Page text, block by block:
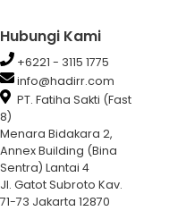
Hubungi Kami
+6221 - 3115 1775
info@hadirr.com
PT. Fatiha Sakti (Fast
8)
Menara Bidakara 2,
Annex Building (Bina
Sentra) Lantai 4
Jl. Gatot Subroto Kav.
71-73 Jakarta 12870